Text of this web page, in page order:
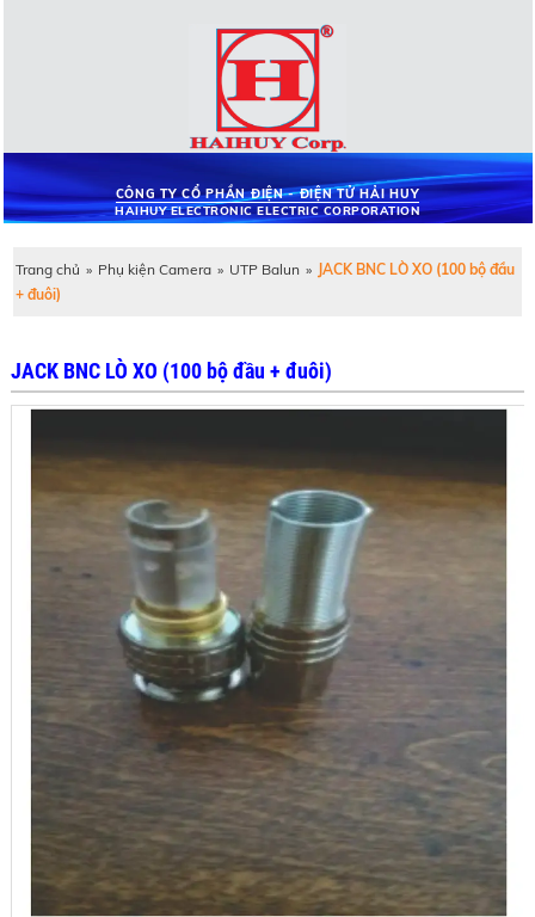
CÔNG TY CỔ PHẦN ĐIỆN - ĐIỆN TỬ HẢI HUY
HAIHUY ELECTRONIC ELECTRIC CORPORATION
Trang chủ » Phụ kiện Camera » UTP Balun » JACK BNC LÒ XO (100 bộ đầu
+ đuôi)
JACK BNC LÒ XO (100 bộ đầu + đuôi)